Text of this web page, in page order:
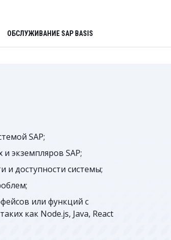
ОБСЛУЖИВАНИЕ SAP BASIS
SAP;
экземпляров SAP;
и доступности системы;
или функций с
как Node.js, Java, React